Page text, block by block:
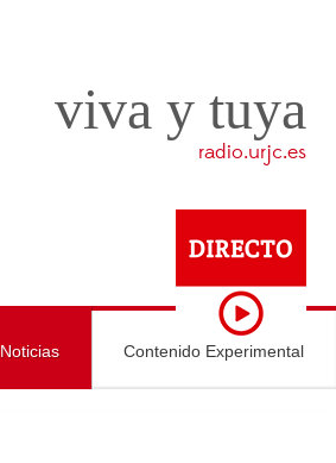
viva y tuya
radio.urjc.es
Noticias Contenido Experimental